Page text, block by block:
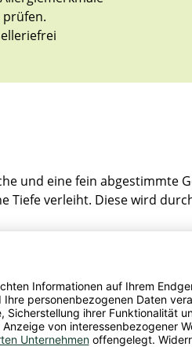
und eine fein abgestimmte
verleiht. Diese wird
für Mixgetränke – der
mit einer Kombination, die